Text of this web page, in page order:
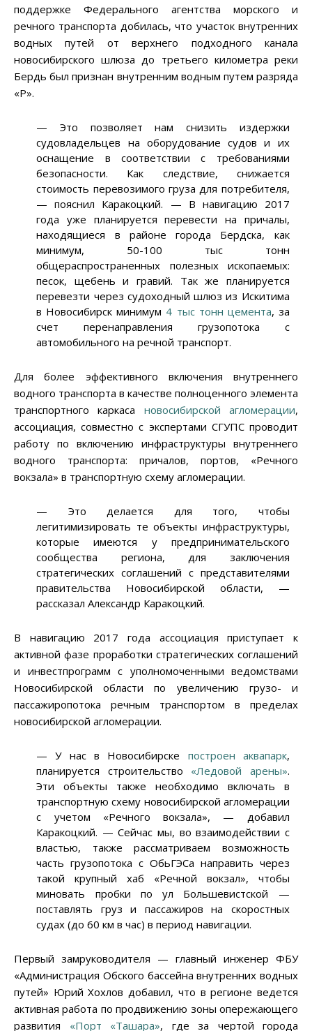
поддержке Федерального агентства морского и
речного транспорта добилась, что участок внутренних
водных путей от верхнего подходного канала
новосибирского шлюза до третьего километра реки
Бердь был признан внутренним водным путем разряда
«Р».
— Это позволяет нам снизить издержки
судовладельцев на оборудование судов и их
оснащение в соответствии с требованиями
безопасности. Как следствие, снижается
стоимость перевозимого груза для потребителя,
— пояснил Каракоцкий. — В навигацию 2017
года уже планируется перевести на причалы,
находящиеся в районе города Бердска, как
минимум, 50-100 тыс тонн
общераспространенных полезных ископаемых:
песок, щебень и гравий. Так же планируется
перевезти через судоходный шлюз из Искитима
в Новосибирск минимум 4 тыс тонн цемента, за
счет перенаправления грузопотока с
автомобильного на речной транспорт.
Для более эффективного включения внутреннего
водного транспорта в качестве полноценного элемента
транспортного каркаса новосибирской агломерации,
ассоциация, совместно с экспертами СГУПС проводит
работу по включению инфраструктуры внутреннего
водного транспорта: причалов, портов, «Речного
вокзала» в транспортную схему агломерации.
— Это делается для того, чтобы
легитимизировать те объекты инфраструктуры,
которые имеются у предпринимательского
сообщества региона, для заключения
стратегических соглашений с представителями
правительства Новосибирской области, —
рассказал Александр Каракоцкий.
В навигацию 2017 года ассоциация приступает к
активной фазе проработки стратегических соглашений
и инвестпрограмм с уполномоченными ведомствами
Новосибирской области по увеличению грузо- и
пассажиропотока речным транспортом в пределах
новосибирской агломерации.
— У нас в Новосибирске построен аквапарк,
планируется строительство «Ледовой арены».
Эти объекты также необходимо включать в
транспортную схему новосибирской агломерации
с учетом «Речного вокзала», — добавил
Каракоцкий. — Сейчас мы, во взаимодействии с
властью, также рассматриваем возможность
часть грузопотока с ОбьГЭСа направить через
такой крупный хаб «Речной вокзал», чтобы
миновать пробки по ул Большевистской —
поставлять груз и пассажиров на скоростных
судах (до 60 км в час) в период навигации.
Первый замруководителя — главный инженер ФБУ
«Администрация Обского бассейна внутренних водных
путей» Юрий Хохлов добавил, что в регионе ведется
активная работа по продвижению зоны опережающего
развития «Порт «Ташара», где за чертой города